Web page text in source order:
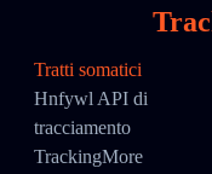
Tratti somatici
Hnfywl API di
tracciamento
TrackingMore